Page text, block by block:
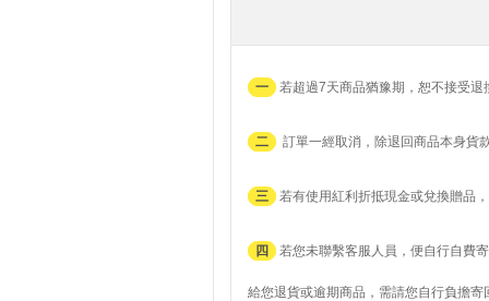
一 若超過7天商品猶豫期，恕不接受退
二 訂單一經取消，除退回商品本身貨
三 若有使用紅利折抵現金或兌換贈品
四 若您未聯繫客服人員，便自行自費
給您退貨或逾期商品，需請您自行負擔寄